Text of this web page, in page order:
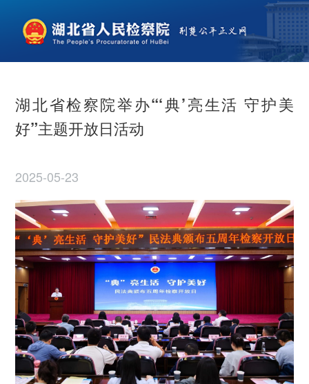
湖北省检察院举办“‘典’亮生活 守护美
好”主题开放日活动
2025-05-23